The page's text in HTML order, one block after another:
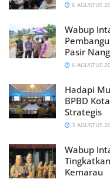
6 AGUSTUS
Wabup
Pasir
6 AGUSTUS
Hadapi
BPBD
Strategis
3 AGUSTUS
Wabup
Kemarau